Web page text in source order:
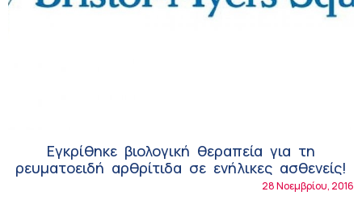
Εγκρίθηκε βιολογική θεραπεία για τη
ρευματοειδή αρθρίτιδα σε ενήλικες ασθενείς!
28 Νοεμβρίου, 2016